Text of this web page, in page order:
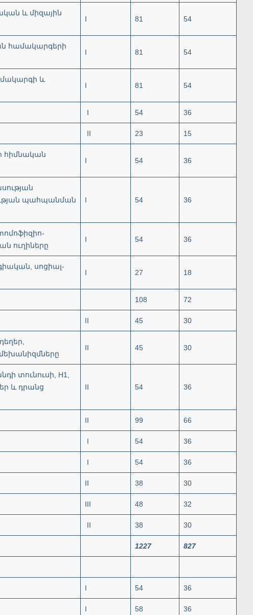
և միզային
I 81 54
համակարգերի
I 81 54
և
I 81 54
I 54 36
II 23 15
հիմնական
I 54 36
պահպանման
I 54 36
ուղիները
I 54 36
սոցիալ-
I 27 18
108 72
II 45 30
II 45 30
տունուսի, H1,
և դրանց
II 54 36
II 99 66
I 54 36
I 54 36
II 38 30
III 48 32
II 38 30
1227 827
I 54 36
I 58 36